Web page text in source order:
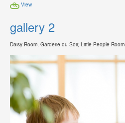
View
gallery 2
Daisy Room, Garderie du Soir, Little People Room